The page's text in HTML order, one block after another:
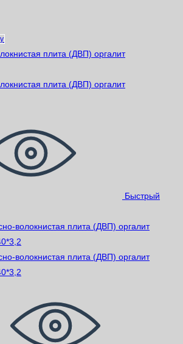
Быстрый